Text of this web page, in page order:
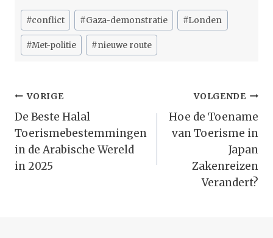
Bericht
tags:
#conflict #Gaza-demonstratie #Londen
#Met-politie #nieuwe route
Bericht
Navigatie
VORIGE
De Beste Halal
Toerismebestemmingen
in de Arabische Wereld
in 2025
VOLGENDE
Hoe de Toename
van Toerisme in
Japan
Zakenreizen
Verandert?